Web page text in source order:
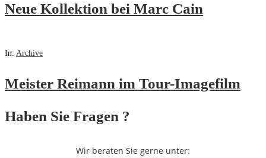
Neue Kollektion bei Marc Cain
In: Archive
Meister Reimann im Tour-Imagefilm
Haben Sie Fragen ?
Wir beraten Sie gerne unter: